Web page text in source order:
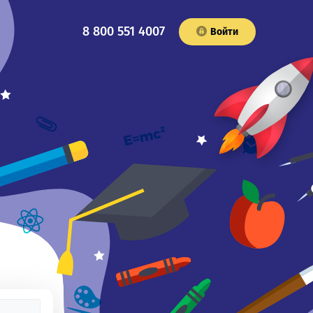
8 800 551 4007 Войти